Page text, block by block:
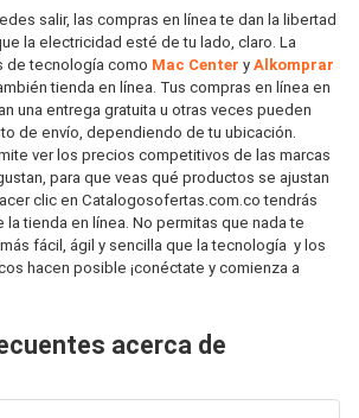
salir, las compras en línea te dan la libertad
la electricidad esté de tu lado, claro. La
de tecnología como Mac Center y Alkomprar
tienda en línea. Tus compras en línea en
una entrega gratuita u otras veces pueden
de envío, dependiendo de tu ubicación.
ver los precios competitivos de las marcas
para que veas qué productos se ajustan
clic en Catalogosofertas.com.co tendrás
tienda en línea. No permitas que nada te
fácil, ágil y sencilla que la tecnología y los
hacen posible ¡conéctate y comienza a
acerca de